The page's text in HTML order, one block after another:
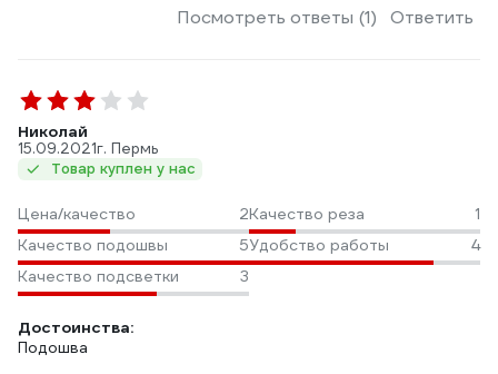
Посмотреть ответы (1) Ответить
Николай
15.09.2021г. Пермь
Товар куплен у нас
Цена/качество 2Качество реза
1
Качество подошвы
5Удобство работы
4
Качество подсветки
3
Достоинства:
Подошва